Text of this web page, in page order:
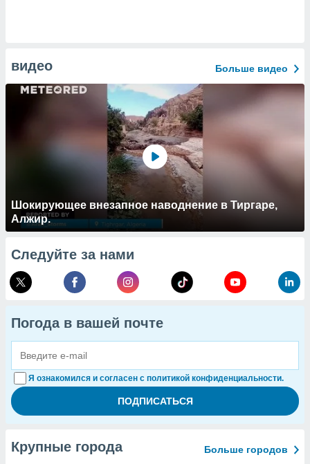
видео Больше видео
Шокирующее внезапное наводнение в Тиргаре,
Алжир.
Следуйте за нами
Погода в вашей почте
Я ознакомился и согласен с политикой конфиденциальности.
Крупные города Больше городов